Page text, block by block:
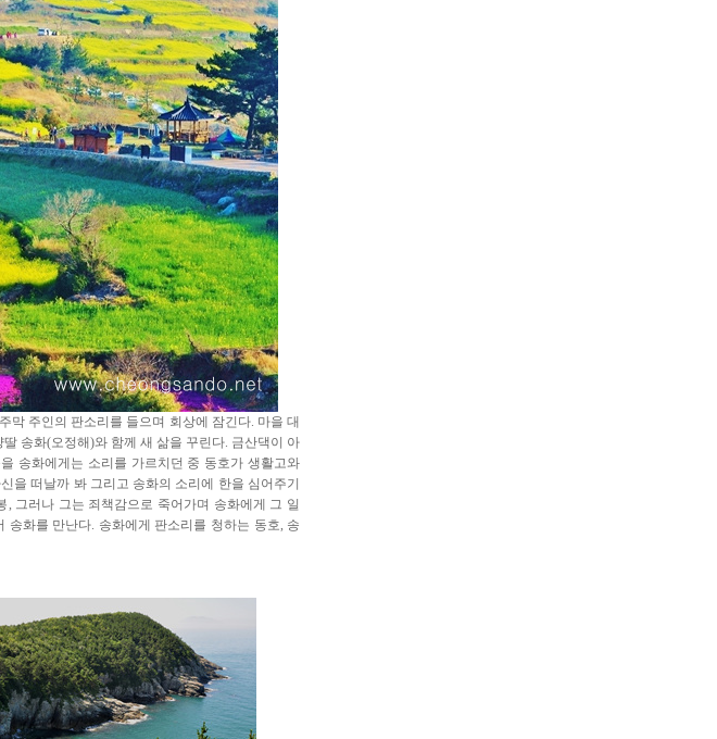
막 주인의 판소리를 들으며 회상에 잠긴다. 마을 대
딸 송화(오정해)와 함께 새 삶을 꾸린다. 금산댁이 아
송화에게는 소리를 가르치던 중 동호가 생활고와
을 떠날까 봐 그리고 송화의 소리에 한을 심어주기
, 그러나 그는 죄책감으로 죽어가며 송화에게 그 일
송화를 만난다. 송화에게 판소리를 청하는 동호, 송